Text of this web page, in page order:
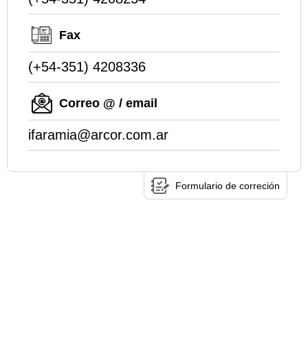
Fax
(+54-351) 4208336
Correo @ / email
ifaramia@arcor.com.ar
Formulario de correción